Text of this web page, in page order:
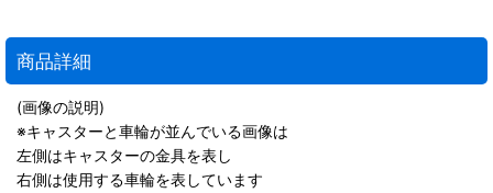
商品詳細
(画像の説明)
※キャスターと車輪が並んでいる画像は
左側はキャスターの金具を表し
右側は使用する車輪を表しています